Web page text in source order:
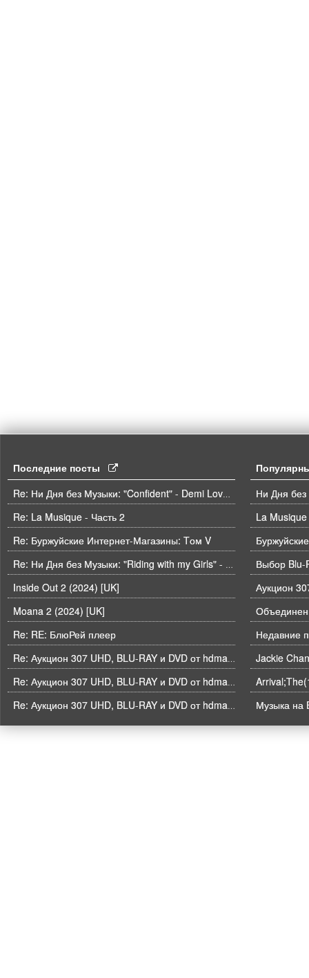
Последние посты
Re: La Musique - Часть 2
Re: Буржуйские Интернет-Магазины: Tом V
Inside Out 2 (2024) [UK]
Moana 2 (2024) [UK]
Re: RE: БлюРей плеер
Ни Дня
La
Выбор Blu-
Недавние
Музыка на